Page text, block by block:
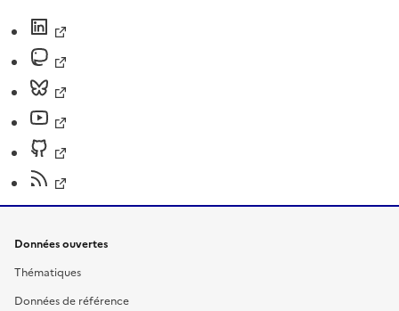
Données ouvertes
Thématiques
Données de référence